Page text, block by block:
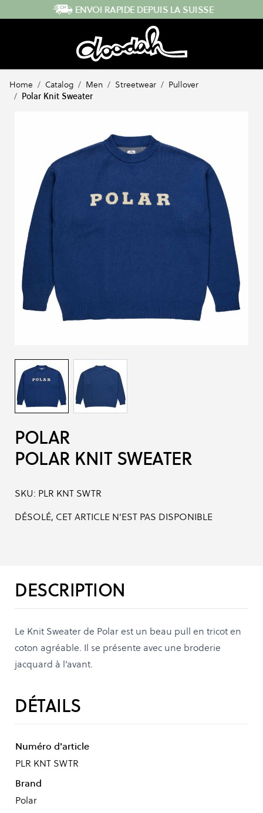
Skip to Content ENVOI RAPIDE DEPUIS LA SUISSE
Home / Catalog / Men / Streetwear / Pullover
/ Polar Knit Sweater
POLAR
POLAR KNIT SWEATER
SKU: PLR KNT SWTR
DÉSOLÉ, CET ARTICLE N'EST PAS DISPONIBLE
DESCRIPTION
Le Knit Sweater de Polar est un beau pull en tricot en
coton agréable. Il se présente avec une broderie
jacquard à l’avant.
DÉTAILS
Numéro d'article
PLR KNT SWTR
Brand
Polar